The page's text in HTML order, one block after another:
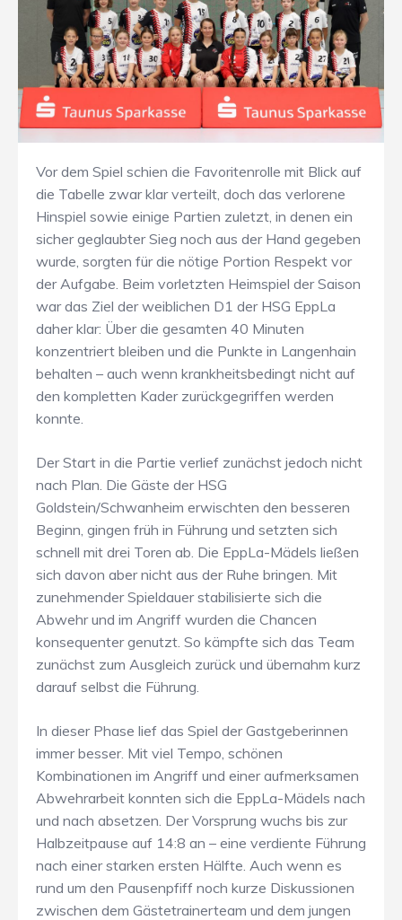
Vor dem Spiel schien die Favoritenrolle mit Blick auf
die Tabelle zwar klar verteilt, doch das verlorene
Hinspiel sowie einige Partien zuletzt, in denen ein
sicher geglaubter Sieg noch aus der Hand gegeben
wurde, sorgten für die nötige Portion Respekt vor
der Aufgabe. Beim vorletzten Heimspiel der Saison
war das Ziel der weiblichen D1 der HSG EppLa
daher klar: Über die gesamten 40 Minuten
konzentriert bleiben und die Punkte in Langenhain
behalten – auch wenn krankheitsbedingt nicht auf
den kompletten Kader zurückgegriffen werden
konnte.
Der Start in die Partie verlief zunächst jedoch nicht
nach Plan. Die Gäste der HSG
Goldstein/Schwanheim erwischten den besseren
Beginn, gingen früh in Führung und setzten sich
schnell mit drei Toren ab. Die EppLa-Mädels ließen
sich davon aber nicht aus der Ruhe bringen. Mit
zunehmender Spieldauer stabilisierte sich die
Abwehr und im Angriff wurden die Chancen
konsequenter genutzt. So kämpfte sich das Team
zunächst zum Ausgleich zurück und übernahm kurz
darauf selbst die Führung.
In dieser Phase lief das Spiel der Gastgeberinnen
immer besser. Mit viel Tempo, schönen
Kombinationen im Angriff und einer aufmerksamen
Abwehrarbeit konnten sich die EppLa-Mädels nach
und nach absetzen. Der Vorsprung wuchs bis zur
Halbzeitpause auf 14:8 an – eine verdiente Führung
nach einer starken ersten Hälfte. Auch wenn es
rund um den Pausenpfiff noch kurze Diskussionen
zwischen dem Gästetrainerteam und dem jungen